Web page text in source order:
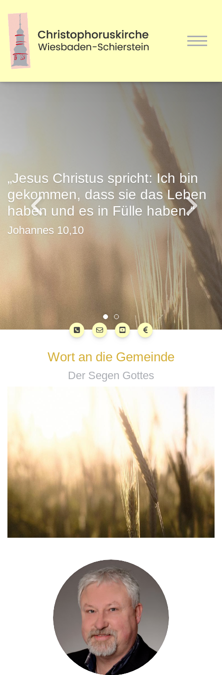
„Jesus Christus spricht: Ich bin
gekommen, dass sie das Leben
haben und es in Fülle haben.“
Johannes 10,10
Wort an die Gemeinde
Der Segen Gottes